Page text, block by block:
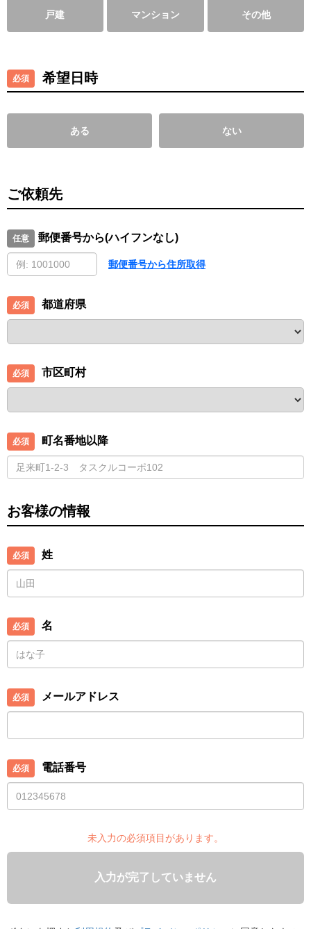
戸建 マンション その他
希望日時
ある ない
ご依頼先
郵便番号から(ハイフンなし)
郵便番号から住所取得
都道府県
市区町村
町名番地以降
お客様の情報
姓
名
メールアドレス
電話番号
未入力の必須項目があります。